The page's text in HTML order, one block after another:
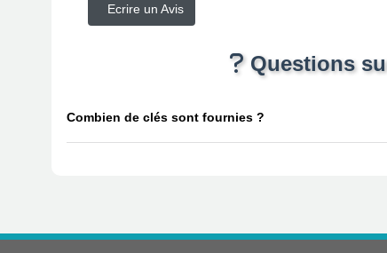
Ecrire un Avis
Questions
Combien de clés sont fournies ?